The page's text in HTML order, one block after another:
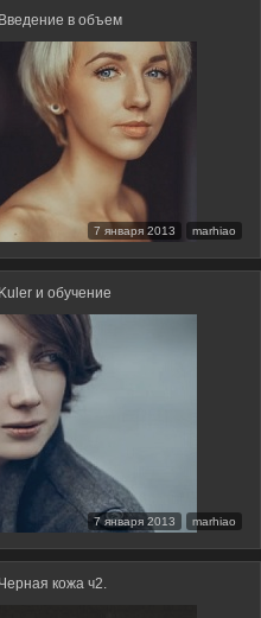
в объем
7 января 2013 marhiao
и обучение
7 января 2013 marhiao
кожа ч2.